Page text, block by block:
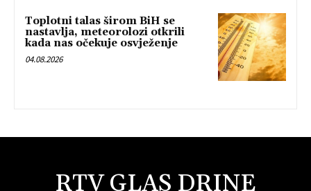
Toplotni talas širom BiH se
nastavlja, meteorolozi otkrili
kada nas očekuje osvježenje
04.08.2026
RTV GLAS DRINE